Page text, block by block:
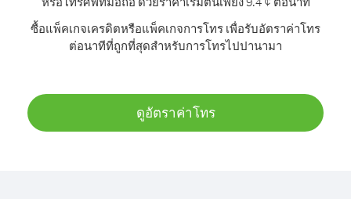
ซื้อแพ็คเกจเครดิตหรือแพ็คเกจการโทร เพื่อรับอัตราค่าโทร
ต่อนาทีที่ถูกที่สุดสำหรับการโทรไปปานามา
ดูอัตราค่าโทร